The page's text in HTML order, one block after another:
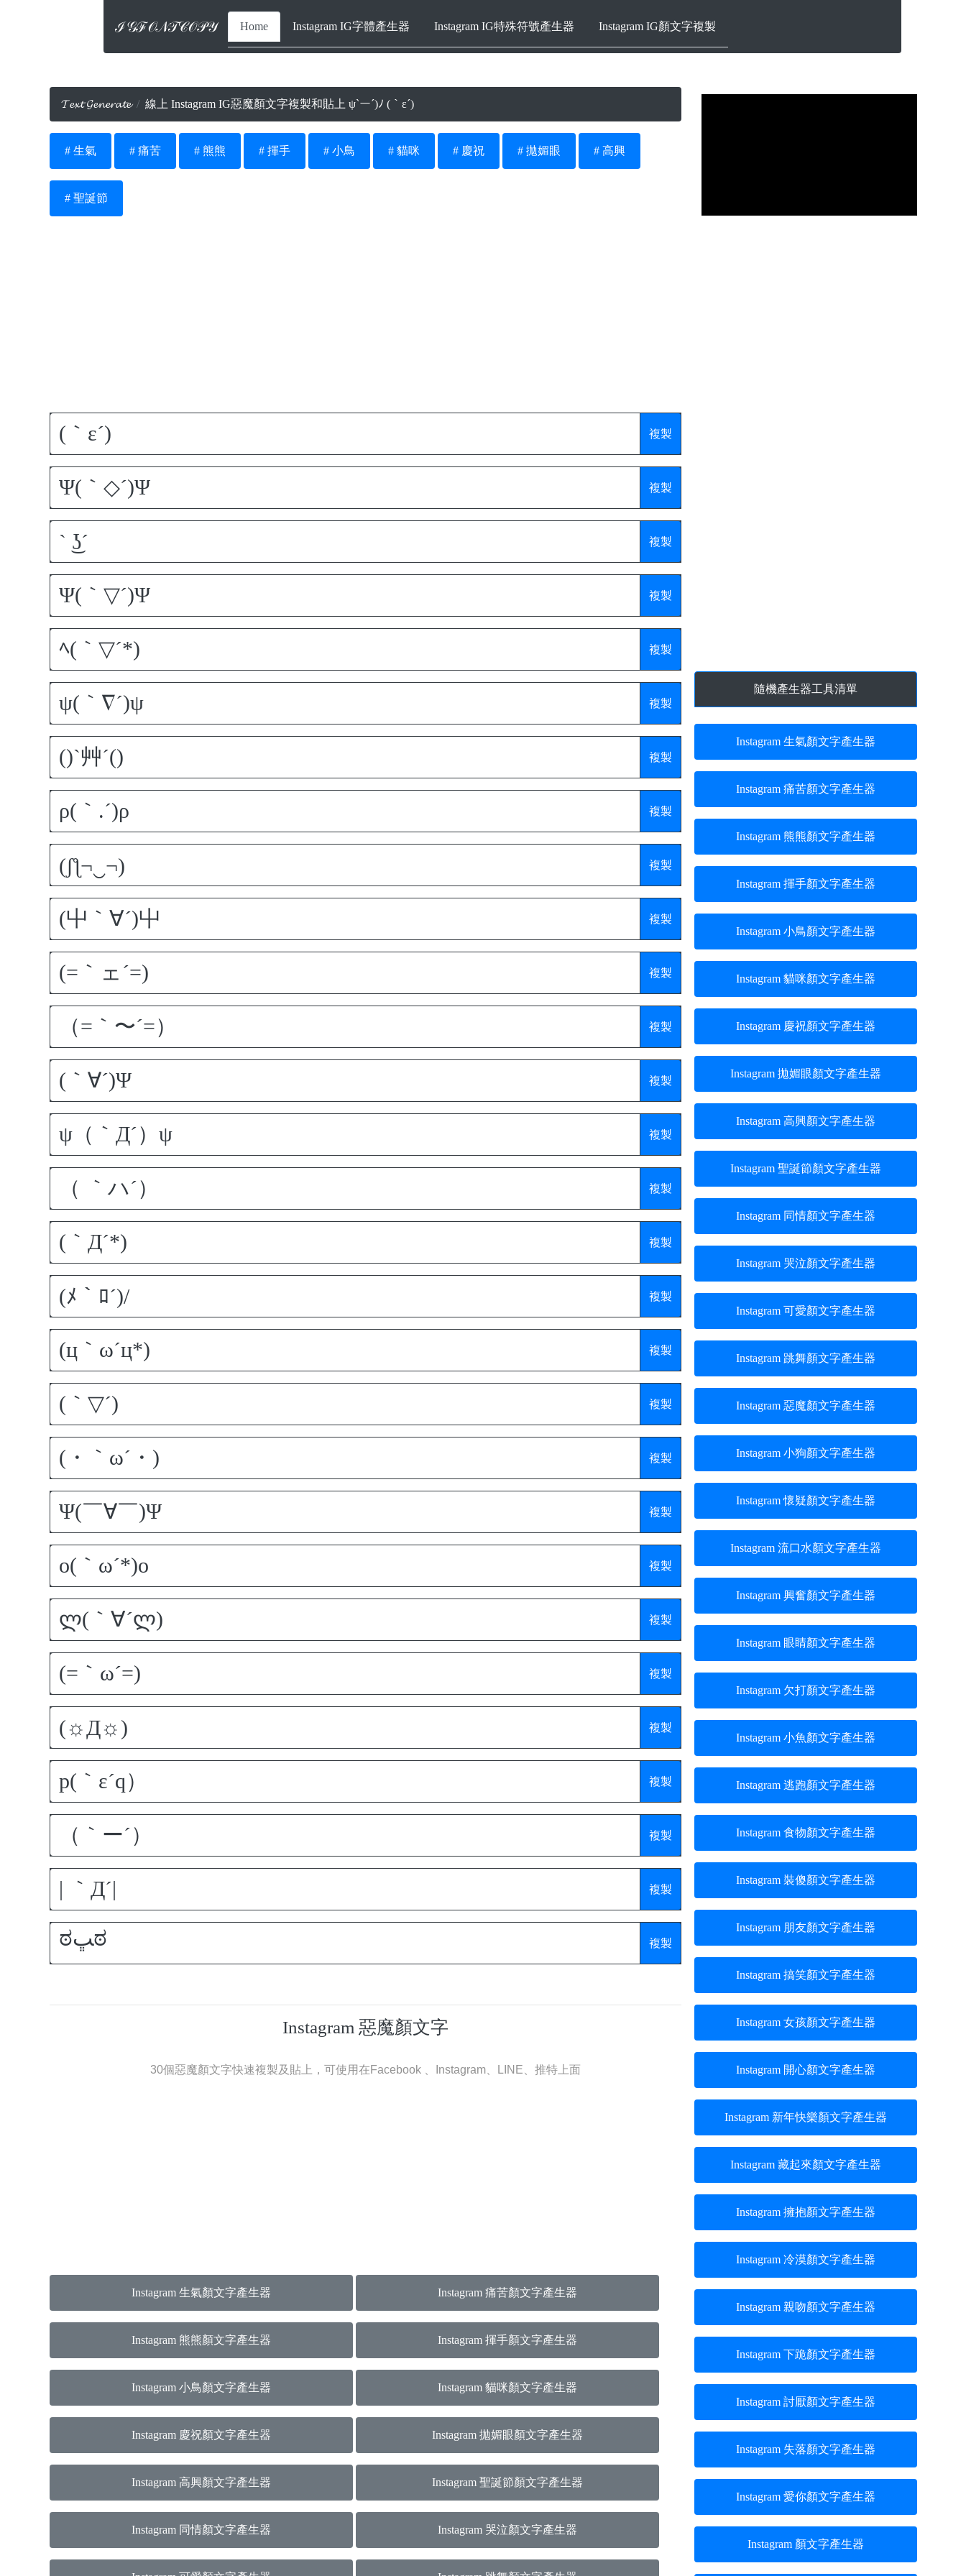
ℐ𝒢ℱ𝒪𝒩𝒯𝒞𝒪𝒫𝒴 Home Instagram IG字體產生器 Instagram IG特殊符號產生器 Instagram IG顏文字複製
𝓣𝓮𝔁𝓽 𝓖𝓮𝓷𝓮𝓻𝓪𝓽𝓮 線上 Instagram IG惡魔顏文字複製和貼上 ψ`ー´)ﾉ (｀ε´)
# 生氣 # 痛苦 # 熊熊 # 揮手 # 小鳥 # 貓咪 # 慶祝 # 拋媚眼 # 高興
# 聖誕節
複製
複製
複製
複製
複製
複製
複製
複製
複製
複製
複製
複製
複製
複製
複製
複製
複製
複製
複製
複製
複製
複製
複製
複製
複製
複製
複製
複製
複製
Instagram 惡魔顏文字
30個惡魔顏文字快速複製及貼上，可使用在Facebook 、Instagram、LINE、推特上面
Instagram 生氣顏文字產生器 Instagram 痛苦顏文字產生器
Instagram 熊熊顏文字產生器 Instagram 揮手顏文字產生器
Instagram 小鳥顏文字產生器 Instagram 貓咪顏文字產生器
Instagram 慶祝顏文字產生器 Instagram 拋媚眼顏文字產生器
Instagram 高興顏文字產生器 Instagram 聖誕節顏文字產生器
Instagram 同情顏文字產生器 Instagram 哭泣顏文字產生器
隨機產生器工具清單
Instagram 生氣顏文字產生器
Instagram 痛苦顏文字產生器
Instagram 熊熊顏文字產生器
Instagram 揮手顏文字產生器
Instagram 小鳥顏文字產生器
Instagram 貓咪顏文字產生器
Instagram 慶祝顏文字產生器
Instagram 拋媚眼顏文字產生器
Instagram 高興顏文字產生器
Instagram 聖誕節顏文字產生器
Instagram 同情顏文字產生器
Instagram 哭泣顏文字產生器
Instagram 可愛顏文字產生器
Instagram 跳舞顏文字產生器
Instagram 惡魔顏文字產生器
Instagram 小狗顏文字產生器
Instagram 懷疑顏文字產生器
Instagram 流口水顏文字產生器
Instagram 興奮顏文字產生器
Instagram 眼睛顏文字產生器
Instagram 欠打顏文字產生器
Instagram 小魚顏文字產生器
Instagram 逃跑顏文字產生器
Instagram 食物顏文字產生器
Instagram 裝傻顏文字產生器
Instagram 朋友顏文字產生器
Instagram 搞笑顏文字產生器
Instagram 女孩顏文字產生器
Instagram 開心顏文字產生器
Instagram 新年快樂顏文字產生器
Instagram 藏起來顏文字產生器
Instagram 擁抱顏文字產生器
Instagram 冷漠顏文字產生器
Instagram 親吻顏文字產生器
Instagram 下跪顏文字產生器
Instagram 討厭顏文字產生器
Instagram 失落顏文字產生器
Instagram 愛你顏文字產生器
Instagram 顏文字產生器